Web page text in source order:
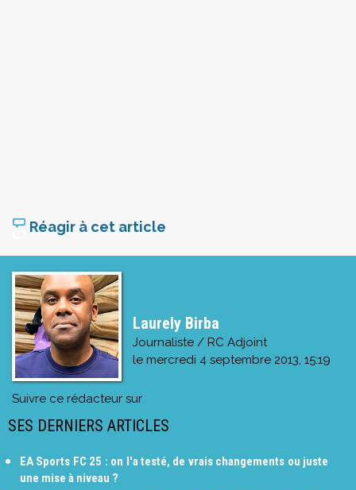
Réagir à cet article
Laurely Birba
Journaliste / RC Adjoint
le mercredi 4 septembre 2013, 15:19
Suivre ce rédacteur sur
SES DERNIERS ARTICLES
EA Sports FC 25 : on l'a testé, de vrais changements ou juste
une mise à niveau ?